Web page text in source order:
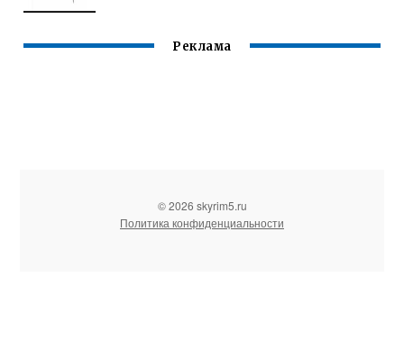
Реклама
© 2026 skyrim5.ru
Политика конфиденциальности